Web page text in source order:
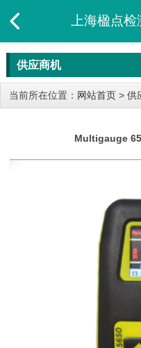
上海楹点
供应商机
当前所在位置： 网站首页 > 供
Multigauge